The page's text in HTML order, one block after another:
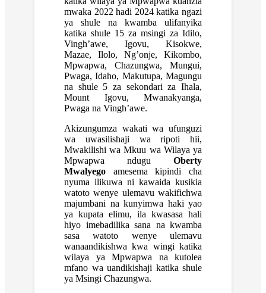
mwaka 2022 hadi 2024 katika ngazi
ya shule na kwamba ulifanyika
katika shule 15 za msingi za Idilo,
Vingh’awe, Igovu, Kisokwe,
Mazae, Ilolo, Ng’onje, Kikombo,
Mpwapwa, Chazungwa, Mungui,
Pwaga, Idaho, Makutupa, Magungu
na shule 5 za sekondari za Ihala,
Mount Igovu, Mwanakyanga,
Pwaga na Vingh’awe.
Akizungumza wakati wa ufunguzi
wa uwasilishaji wa ripoti hii,
Mwakilishi wa Mkuu wa Wilaya ya
Mpwapwa ndugu Oberty
Mwalyego amesema kipindi cha
nyuma ilikuwa ni kawaida kusikia
watoto wenye ulemavu wakifichwa
majumbani na kunyimwa haki yao
ya kupata elimu, ila kwasasa hali
hiyo imebadilika sana na kwamba
sasa watoto wenye ulemavu
wanaandikishwa kwa wingi katika
wilaya ya Mpwapwa na kutolea
mfano wa uandikishaji katika shule
ya Msingi Chazungwa.